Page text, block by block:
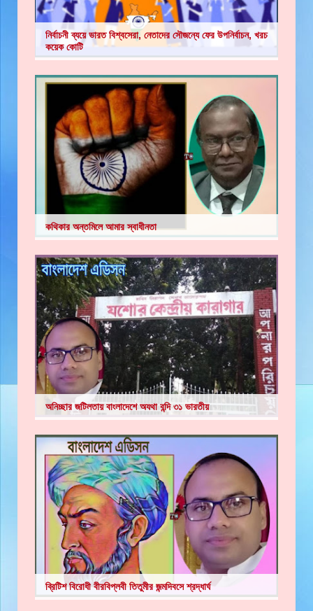
নির্বাচনী ব্যয়ে ভারত বিশ্বসেরা, নেতাদের সৌজন্যে ফের উপনির্বাচন, খরচ
কয়েক কোটি
কথিকার অন্তমিলে আমার স্বাধীনতা
অনিচ্ছার জটিলতায় বাংলাদেশে অযথা বন্দি ৩১ ভারতীয়
ব্রিটিশ বিরোধী বীরবিপ্লবী তিতুমীর জন্মদিবসে শ্রদ্ধার্ঘ